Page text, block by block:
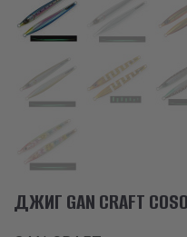
ФИЗИЧЕСКИ МАГАЗИН
СОФИЯ 1700, СТУДЕНТСКИ
ВХ. К, МАГАЗИН 1
КОНТАКТИ
info@waves.bg
ДЖИГ GAN CRAFT